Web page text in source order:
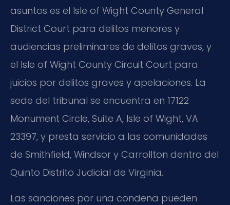
asuntos es el Isle of Wight County General
District Court para delitos menores y
audiencias preliminares de delitos graves, y
el Isle of Wight County Circuit Court para
juicios por delitos graves y apelaciones. La
sede del tribunal se encuentra en 17122
Monument Circle, Suite A, Isle of Wight, VA
23397, y presta servicio a las comunidades
de Smithfield, Windsor y Carrollton dentro del
Quinto Distrito Judicial de Virginia.
Las sanciones por una condena pueden